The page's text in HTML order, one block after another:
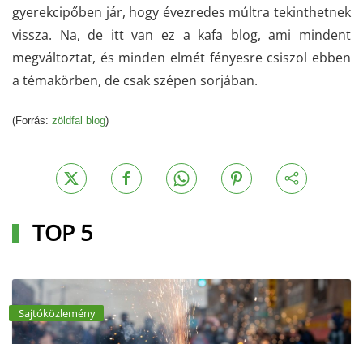
gyerekcipőben jár, hogy évezredes múltra tekinthetnek
vissza. Na, de itt van ez a kafa blog, ami mindent
megváltoztat, és minden elmét fényesre csiszol ebben
a témakörben, de csak szépen sorjában.
(Forrás: zöldfal blog)
TOP 5
Sajtóközlemény